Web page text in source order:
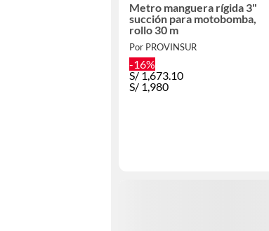
Metro manguera rígida 3"
succión para motobomba,
rollo 30 m
Por PROVINSUR
-16%
S/1,673.10
S/ 1,980